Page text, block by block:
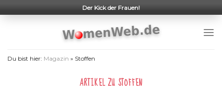
to
Der Kick der Frauen!
Du bist hier: Magazin » Stoffen
ARTIKEL ZU STOFFEN